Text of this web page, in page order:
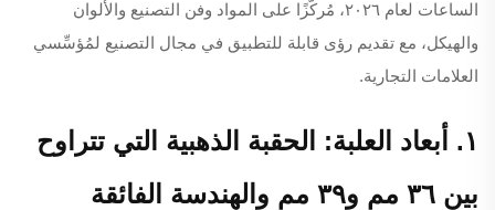
الساعات لعام ٢٠٢٦، مُركّزًا على المواد وفن التصنيع والألوان
والهيكل، مع تقديم رؤى قابلة للتطبيق في مجال التصنيع لمُؤسِّسي
العلامات التجارية.
١. أبعاد العلبة: الحقبة الذهبية التي تتراوح
بين ٣٦ مم و٣٩ مم والهندسة الفائقة